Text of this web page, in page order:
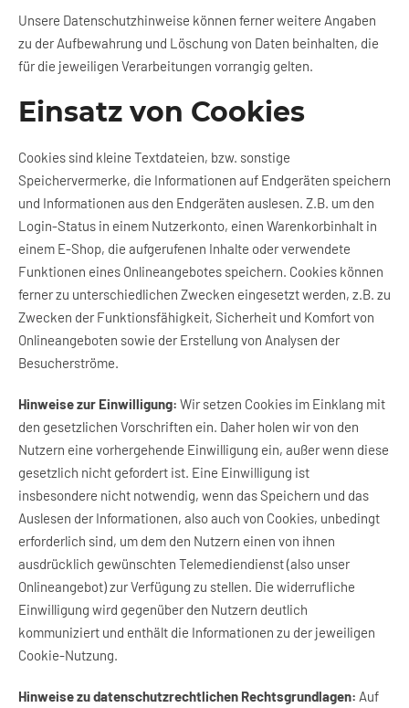
Unsere Datenschutzhinweise können ferner weitere Angaben
zu der Aufbewahrung und Löschung von Daten beinhalten, die
für die jeweiligen Verarbeitungen vorrangig gelten.
Einsatz von Cookies
Cookies sind kleine Textdateien, bzw. sonstige
Speichervermerke, die Informationen auf Endgeräten speichern
und Informationen aus den Endgeräten auslesen. Z.B. um den
Login-Status in einem Nutzerkonto, einen Warenkorbinhalt in
einem E-Shop, die aufgerufenen Inhalte oder verwendete
Funktionen eines Onlineangebotes speichern. Cookies können
ferner zu unterschiedlichen Zwecken eingesetzt werden, z.B. zu
Zwecken der Funktionsfähigkeit, Sicherheit und Komfort von
Onlineangeboten sowie der Erstellung von Analysen der
Besucherströme.
Hinweise zur Einwilligung: Wir setzen Cookies im Einklang mit
den gesetzlichen Vorschriften ein. Daher holen wir von den
Nutzern eine vorhergehende Einwilligung ein, außer wenn diese
gesetzlich nicht gefordert ist. Eine Einwilligung ist
insbesondere nicht notwendig, wenn das Speichern und das
Auslesen der Informationen, also auch von Cookies, unbedingt
erforderlich sind, um dem den Nutzern einen von ihnen
ausdrücklich gewünschten Telemediendienst (also unser
Onlineangebot) zur Verfügung zu stellen. Die widerrufliche
Einwilligung wird gegenüber den Nutzern deutlich
kommuniziert und enthält die Informationen zu der jeweiligen
Cookie-Nutzung.
Hinweise zu datenschutzrechtlichen Rechtsgrundlagen: Auf